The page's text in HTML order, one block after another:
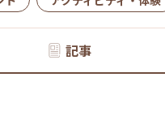
記事